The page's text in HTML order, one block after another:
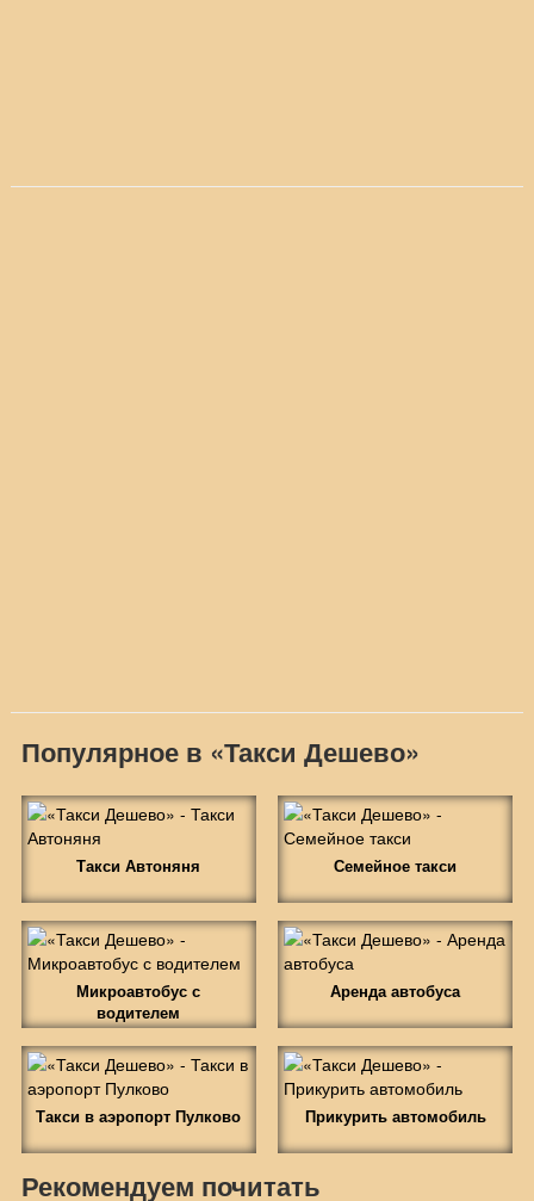
Популярное в «Такси Дешево»
Такси Автоняня Семейное такси
Микроавтобус с
водителем
Аренда автобуса
Такси в аэропорт Пулково Прикурить автомобиль
Рекомендуем почитать